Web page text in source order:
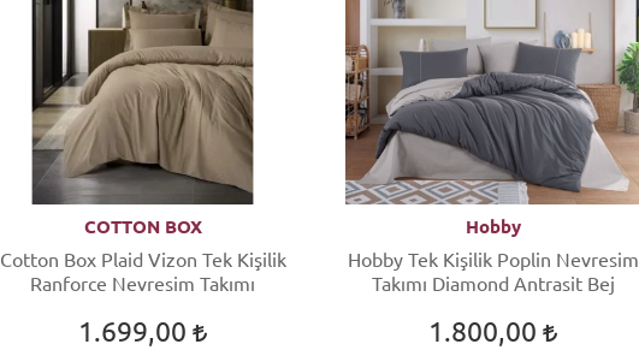
COTTON BOX
Cotton Box Plaid Vizon Tek Kişilik
Ranforce Nevresim Takımı
1.699,00
Hobby
Hobby Tek Kişilik Poplin Nevresim
Takımı Diamond Antrasit Bej
1.800,00